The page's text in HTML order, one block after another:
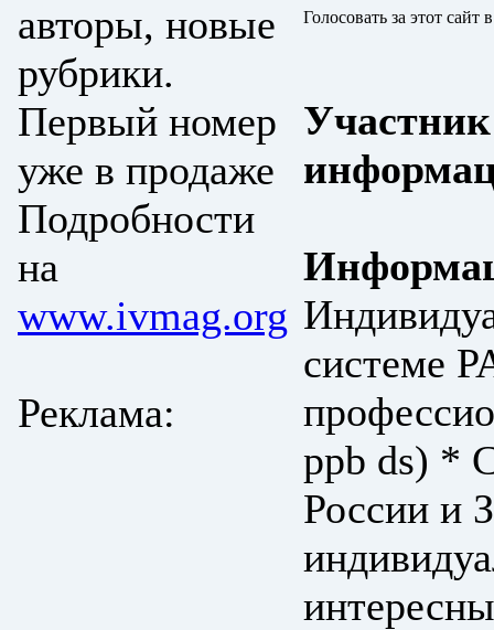
авторы, новые
рубрики.
Первый номер
уже в продаже
Подробности
на
www.ivmag.org
Реклама:
Голосовать за этот сайт
системе
ppb ds) *
России и